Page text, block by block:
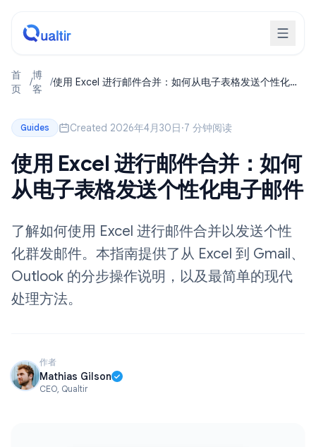
首
页
/
博
客
/使用 Excel 进行邮件合并：如何从电子表格发送个性化电
Guides Created 2026年4月30日·7 分钟阅读
使用 Excel 进行邮件合并：如何
从电子表格发送个性化电子邮件
了解如何使用 Excel 进行邮件合并以发送个性
化群发邮件。本指南提供了从 Excel 到 Gmail、
Outlook 的分步操作说明，以及最简单的现代
处理方法。
作者
Mathias Gilson
CEO, Qualtir